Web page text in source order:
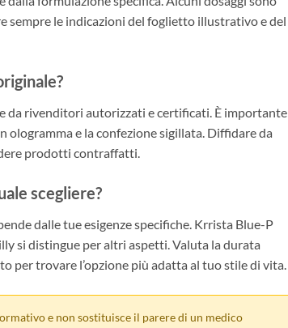
sempre le indicazioni del foglietto illustrativo e del
da rivenditori autorizzati e certificati. È importante
e la confezione sigillata. Diffidare da
prodotti contraffatti.
scegliere?
dalle tue esigenze specifiche. Krrista Blue-P
si distingue per altri aspetti. Valuta la durata
per trovare l’opzione più adatta al tuo stile di vita.
e non sostituisce il parere di un medico